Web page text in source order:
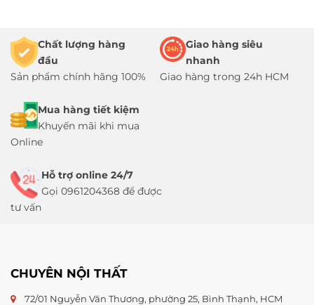
Chất lượng hàng
đầu
Sản phẩm chính hãng 100%
Giao hàng siêu
nhanh
Giao hàng trong 24h HCM
Mua hàng tiết kiệm
Khuyến mãi khi mua
Online
Hỗ trợ online 24/7
Gọi 0961204368 để được
tư vấn
CHUYÊN NỘI THẤT
72/01 Nguyễn Văn Thương, phường 25, Bình Thạnh, HCM